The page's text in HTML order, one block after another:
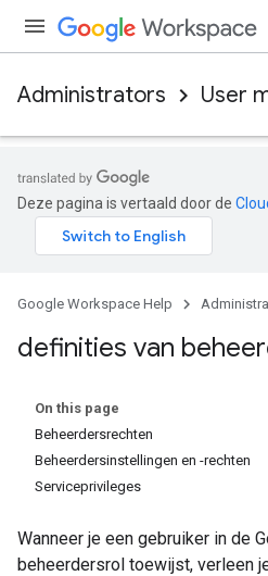
Administrators User
Deze pagina is vertaald door de
Google Workspace Help
definities van
On this page
Beheerdersrechten
Beheerdersinstellingen en -rechten
Serviceprivileges
Wanneer je een gebruiker in de
beheerdersrol toewijst, verleen